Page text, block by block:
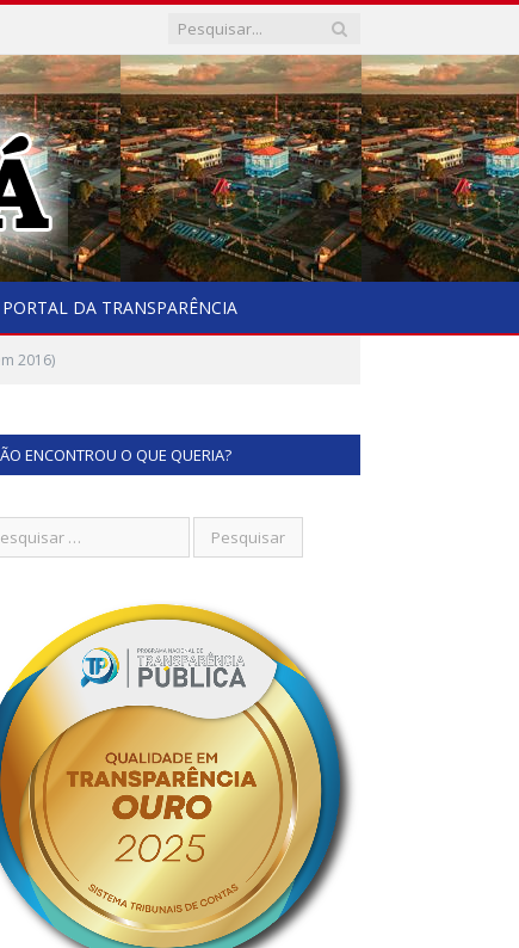
PORTAL DA TRANSPARÊNCIA
2016)
ENCONTROU O QUE QUERIA?